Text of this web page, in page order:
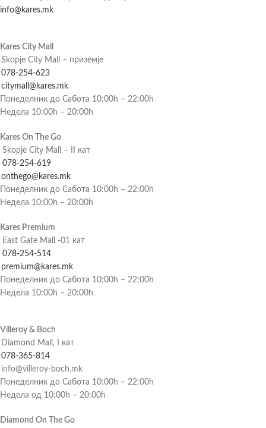
info@kares.mk
Kares City Mall
Skopje City Mall – приземје
078-254-623
citymall@kares.mk
Понеделник до Сабота 10:00h – 22:00h
Недела 10:00h – 20:00h
Kares On The Go
Skopje City Mall – II кат
078-254-619
onthego@kares.mk
Понеделник до Сабота 10:00h – 22:00h
Недела 10:00h – 20:00h
Kares Premium
East Gate Mall -01 кат
078-254-514
premium@kares.mk
Понеделник до Сабота 10:00h – 22:00h
Недела 10:00h – 20:00h
Villeroy & Boch
Diamond Mall, I кат
078-365-814
info@villeroy-boch.mk
Понеделник до Сабота 10:00h – 22:00h
Недела од 10:00h – 20:00h
Diamond On The Go